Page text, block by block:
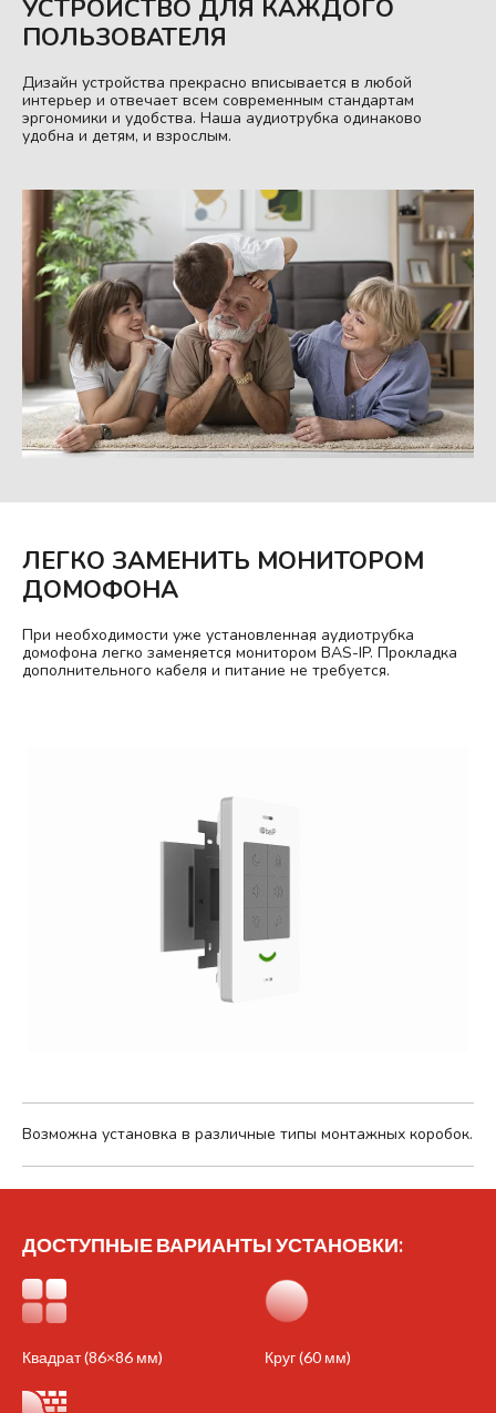
УСТРОЙСТВО ДЛЯ КАЖДОГО
ПОЛЬЗОВАТЕЛЯ
Дизайн устройства прекрасно вписывается в любой
интерьер и отвечает всем современным стандартам
эргономики и удобства. Наша аудиотрубка одинаково
удобна и детям, и взрослым.
ЛЕГКО ЗАМЕНИТЬ МОНИТОРОМ
ДОМОФОНА
При необходимости уже установленная аудиотрубка
домофона легко заменяется монитором BAS-IP. Прокладка
дополнительного кабеля и питание не требуется.
Возможна установка в различные типы монтажных коробок.
ДОСТУПНЫЕ ВАРИАНТЫ УСТАНОВКИ:
Квадрат (86×86 мм) Круг (60 мм)